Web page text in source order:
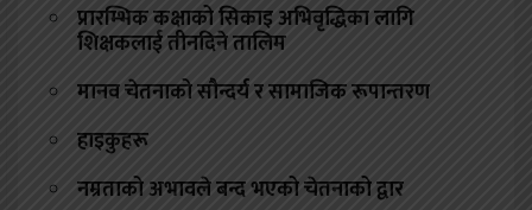
प्रारम्भिक कक्षाको सिकाइ अभिवृद्धिका लागि
शिक्षकलाई तीनदिने तालिम
मानव चेतनाको सौन्दर्य र सामाजिक रूपान्तरण
हाइकुहरू
नम्रताको अभावले बन्द भएको चेतनाको द्वार